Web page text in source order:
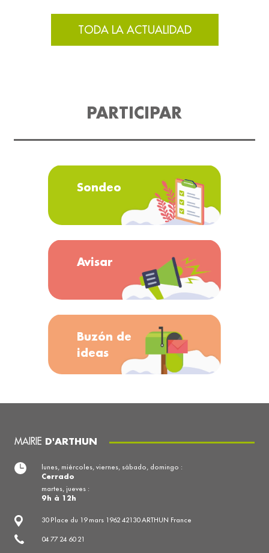
TODA LA ACTUALIDAD
PARTICIPAR
Sondeo
Avisar
Buzón de
ideas
MAIRIE D'ARTHUN
30 Place du 19 mars 1962 42130 ARTHUN France
04 77 24 60 21
lunes, miércoles, viernes, sábado, domingo :
Cerrado
martes, jueves :
9h à 12h